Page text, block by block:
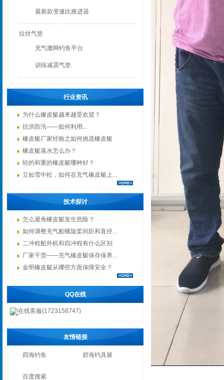
最新款变速比推进器
拉丝气垫
充气撒网钓鱼平台
训练减震气垫
行业资讯
为什么橡皮艇越来越受欢迎？
抗洪防汛——如何利用...
橡皮艇厂家经验之如何挑选橡皮艇
橡皮艇落水怎么办？
轻的和重的橡皮艇哪种好？
立如雪中松，如何在充气橡皮艇上...
技术探讨
怎么避免橡皮艇发生危险？
如何调整充气船螺旋桨间距和直径...
二冲程船外机和四冲程有什么区别
厂家干货——充气橡皮艇保存保养...
金明橡皮艇从哪些方面保障安全？
QQ在线
在线客服(1723158747)
友情链接
四海钓鱼 碧海钓具展
百度搜索